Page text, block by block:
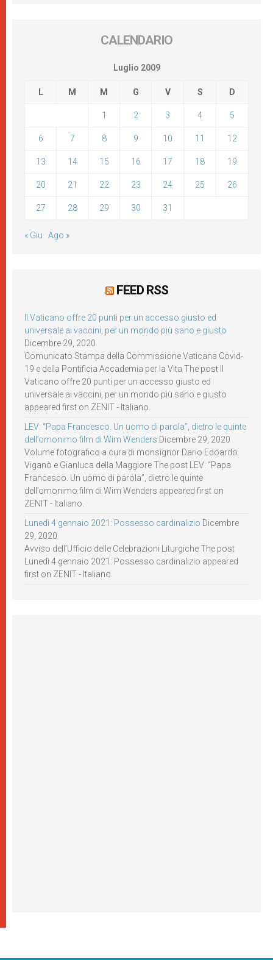
CALENDARIO
Luglio 2009
L M M G V S D
1 2 3 4 5
6 7 8 9 10 11 12
13 14 15 16 17 18 19
20 21 22 23 24 25 26
27 28 29 30 31
« Giu Ago »
FEED RSS
Il Vaticano offre 20 punti per un accesso giusto ed
universale ai vaccini, per un mondo più sano e giusto
Dicembre 29, 2020
Comunicato Stampa della Commissione Vaticana Covid-
19 e della Pontificia Accademia per la Vita The post Il
Vaticano offre 20 punti per un accesso giusto ed
universale ai vaccini, per un mondo più sano e giusto
appeared first on ZENIT - Italiano.
LEV: “Papa Francesco. Un uomo di parola”, dietro le quinte
dell’omonimo film di Wim Wenders Dicembre 29, 2020
Volume fotografico a cura di monsignor Dario Edoardo
Viganò e Gianluca della Maggiore The post LEV: “Papa
Francesco. Un uomo di parola”, dietro le quinte
dell’omonimo film di Wim Wenders appeared first on
ZENIT - Italiano.
Lunedì 4 gennaio 2021: Possesso cardinalizio Dicembre
29, 2020
Avviso dell’Ufficio delle Celebrazioni Liturgiche The post
Lunedì 4 gennaio 2021: Possesso cardinalizio appeared
first on ZENIT - Italiano.